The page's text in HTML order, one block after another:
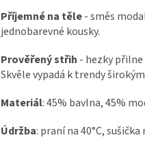
Příjemné na těle- směs
jednobarevné kousky.
Prověřený střih - hezky
Skvěle vypadá k trendy
Materiál: 45% bavlna, 45%
Údržba: praní na 40°C,